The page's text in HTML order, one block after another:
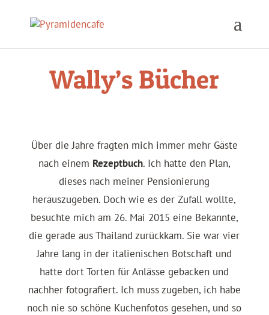
Wally’s Bücher
Über die Jahre fragten mich immer mehr Gäste
nach einem Rezeptbuch. Ich hatte den Plan,
dieses nach meiner Pensionierung
herauszugeben. Doch wie es der ­Zufall wollte,
besuchte mich am 26. Mai 2015 eine Bekannte,
die gerade aus Thailand zurückkam. Sie war vier
Jahre lang in der italienischen Botschaft und
hatte dort Torten für Anlässe gebacken und
nachher fotografiert. Ich muss zugeben, ich habe
noch nie so schöne Kuchenfotos gesehen, und so